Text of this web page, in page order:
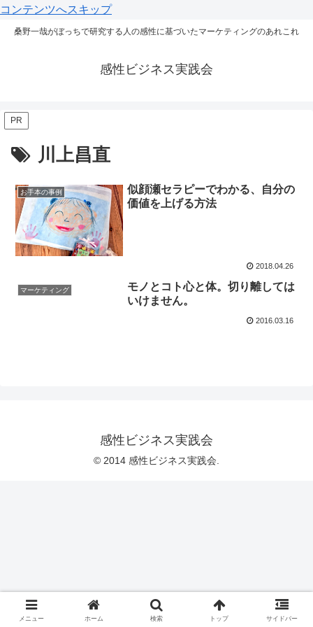
コンテンツへスキップ
桑野一哉がぼっちで研究する人の感性に基づいたマーケティングのあれこれ
感性ビジネス実践会
PR
川上昌直
お手本の事例
似顔瀬セラピーでわかる、自分の
価値を上げる方法
2018.04.26
マーケティング
モノとコト心と体。切り離しては
いけません。
2016.03.16
感性ビジネス実践会
© 2014 感性ビジネス実践会.
メニュー ホーム 検索 トップ サイドバー